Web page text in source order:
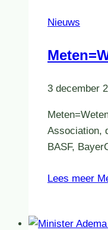
Nieuws
3 december
Association,
BASF,
Lees meer